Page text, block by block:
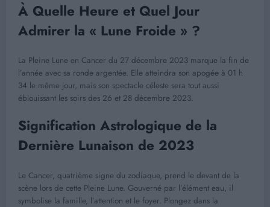
À Quelle Heure et Quel Jour
Admirer la « Lune Froide » ?
La Pleine Lune en Cancer du 27 décembre 2023 marque la fin de
l’année avec sa ronde argentée. Elle atteindra son apogée à 01 h
34 le même jour, mais son spectacle céleste sera tout aussi
éblouissant les soirs des 26 et 28 décembre 2023.
Signification Astrologique de la
Dernière Lunaison de 2023
Le Cancer, quatrième signe du zodiaque, prend le devant de la
scène lors de cette Pleine Lune. Gouverné par l’élément eau, il
symbolise la famille, l’attention et le foyer. Plongez dans la